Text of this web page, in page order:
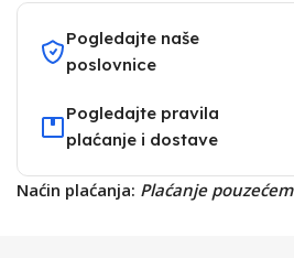
Pogledajte naše
poslovnice
Pogledajte pravila
plaćanje i dostave
Naćin plaćanja: Plaćanje pouzećem